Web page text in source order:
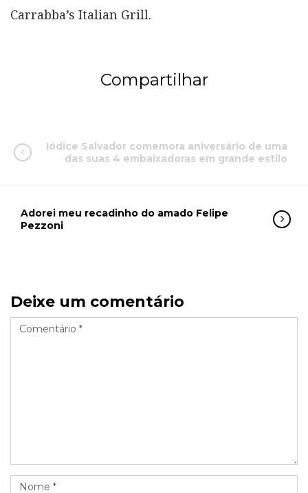
Carrabba’s Italian Grill.
Compartilhar
Iódice Salvador comemora aniversário de uma
das suas 4 embaixadoras em grande estilo
Adorei meu recadinho do amado Felipe
Pezzoni
Deixe um comentário